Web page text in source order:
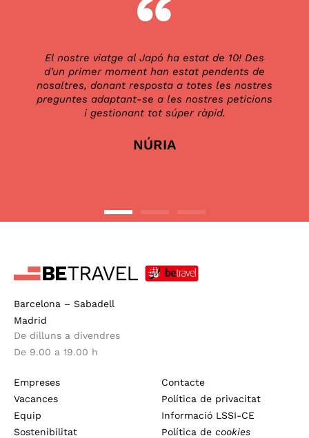
El nostre viatge al Japó ha estat de 10! Des
d'un primer moment han estat pendents de
nosaltres, donant resposta a totes les nostres
preguntes adaptant-se a les nostres peticions
i gestionant tot súper ràpid.
NÚRIA
Barcelona – Sabadell
Madrid
De dilluns a divendres
De 9.00 a 19.00 h
Empreses
Vacances
Equip
Sostenibilitat
Contacte
Política de privacitat
Informació LSSI-CE
Política de cookies